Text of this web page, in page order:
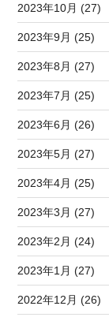
2023年10月 (27)
2023年9月 (25)
2023年8月 (27)
2023年7月 (25)
2023年6月 (26)
2023年5月 (27)
2023年4月 (25)
2023年3月 (27)
2023年2月 (24)
2023年1月 (27)
2022年12月 (26)